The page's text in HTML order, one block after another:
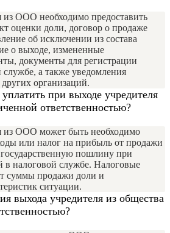
из ООО необходимо предоставить
оценки доли, договор о продаже
об исключении из состава
о выходе, измененные
документы для регистрации
а также уведомления
организаций.
при выходе учредителя
ответственностью?
из ООО может быть необходимо
или налог на прибыль от продажи
пошлину при
в налоговой службе. Налоговые
суммы продажи доли и
ситуации.
выхода учредителя из общества